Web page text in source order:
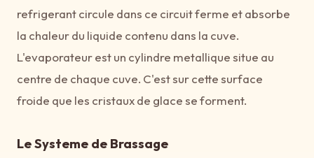
refrigerant circule dans ce circuit ferme et absorbe
la chaleur du liquide contenu dans la cuve.
L'evaporateur est un cylindre metallique situe au
centre de chaque cuve. C'est sur cette surface
froide que les cristaux de glace se forment.
Le Systeme de Brassage